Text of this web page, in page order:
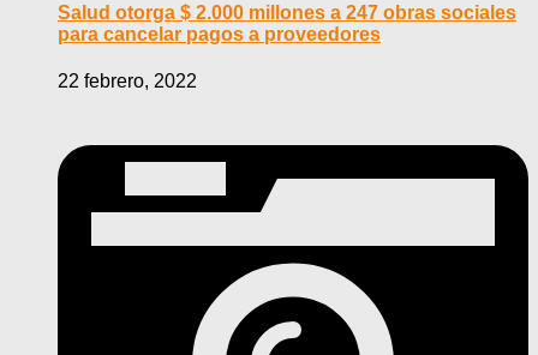
Salud otorga $ 2.000 millones a 247 obras sociales
para cancelar pagos a proveedores
22 febrero, 2022